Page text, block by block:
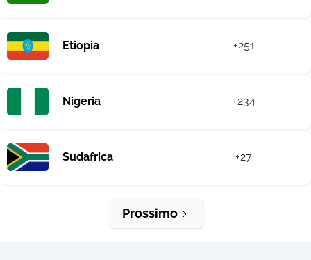
Etiopia +251
Nigeria +234
Sudafrica +27
Prossimo